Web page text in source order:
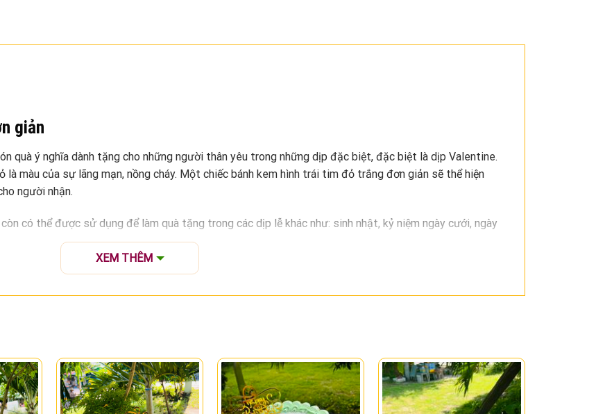
giản
quà ý nghĩa dành tặng cho những người thân yêu trong những dịp đặc biệt, đặc biệt là dịp Valentine.
màu của sự lãng mạn, nồng cháy. Một chiếc bánh kem hình trái tim đỏ trắng đơn giản sẽ thể hiện
người nhận.
có thể được sử dụng để làm quà tặng trong các dịp lễ khác như: sinh nhật, kỷ niệm ngày cưới, ngày
ý nghĩa, giúp người nhận cảm nhận được tình yêu thương và sự quan tâm của người tặng.
trái tim đỏ trắng Hosana
định về tình yêu của người tặng, thể hiện sự quan tâm và thấu hiểu đối với người nhận.
tuyệt vời để hâm nóng tình yêu giữa hai người.
trắng đơn giản có thiết kế tinh tế, đơn giản nhưng không kém phần sang trọng. Chiếc bánh kem sẽ là
XEM THÊM